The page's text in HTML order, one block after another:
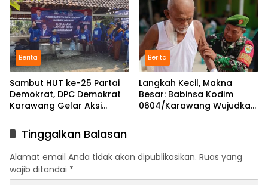
Berita
Sambut HUT ke-25 Partai
Demokrat, DPC Demokrat
Karawang Gelar Aksi
Ciampel
Berita
Langkah Kecil, Makna
Besar: Babinsa Kodim
0604/Karawang Wujudkan
Tinggalkan Balasan
Alamat email Anda tidak akan dipublikasikan. Ruas yang
wajib ditandai *